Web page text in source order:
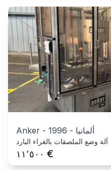
Anker - 1996 - ألمانيا
آلة وضع الملصقات بالغراء البارد
١١٬٥٠٠ €